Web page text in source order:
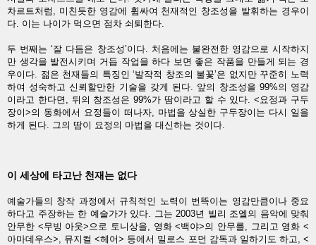
차르트처럼, 미친듯한 영감에 휩싸여 천재적인 창조성을 발휘하는 경우이
다. 이는 나이가 먹으면 점차 쇠퇴한다.
두 번째는 ‘잘 다듬은 창조성’이다. 처음에는 불완전한 영감으로 시작하지
만 생각을 발전시키며 거듭 작업을 하다 보면 좋은 작품을 만들게 되는 경
우이다. 젊은 천재들의 특징인 ‘발작적 창조의 불꽃’은 없지만 꾸준히 노력
하여 성숙하고 신뢰할만한 기술을 갖게 된다. 앞의 창조성을 99%의 영감
이라고 한다면, 뒤의 창조성은 99%가 땀이라고 할 수 있다. <요정과 구두
장이>의 동화에서 요정들이 떠나자, 마법을 상실한 구두장이는 다시 일을
하게 된다. 그의 땀이 요정의 마법을 대신하는 것이다.
이 세상에 타고난 천재는 없다
예술가들의 창작 과정에서 규칙적인 노력이 번뜩이는 영감만큼이나 중요
하다고 주장하는 한 예술가가 있다. 그는 2003년 빌리 조엘의 음악에 맞춰
안무한 <무빙 아웃>으로 토니상을, 영화 <백야>의 안무를, 그리고 영화 <
아마데우스>, 뮤지컬 <헤어> 등에서 밀로스 포먼 감독과 일하기도 하고, <